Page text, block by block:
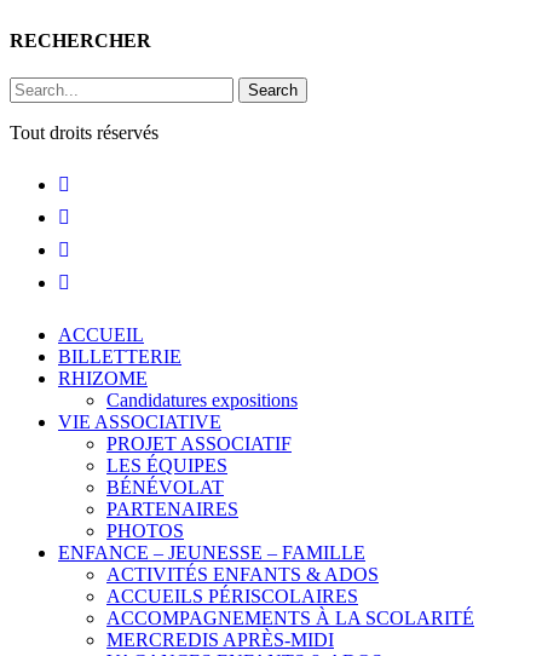
RECHERCHER
Search
Tout droits réservés
ACCUEIL
BILLETTERIE
RHIZOME
Candidatures expositions
VIE ASSOCIATIVE
PROJET ASSOCIATIF
LES ÉQUIPES
BÉNÉVOLAT
PARTENAIRES
PHOTOS
ENFANCE – JEUNESSE – FAMILLE
ACTIVITÉS ENFANTS & ADOS
ACCUEILS PÉRISCOLAIRES
ACCOMPAGNEMENTS À LA SCOLARITÉ
MERCREDIS APRÈS-MIDI